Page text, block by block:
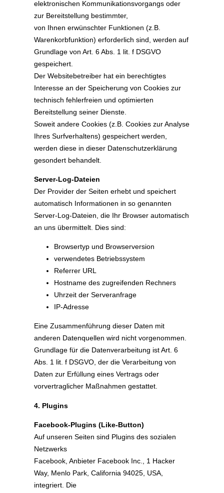
elektronischen Kommunikationsvorgangs oder
zur Bereitstellung bestimmter,
von Ihnen erwünschter Funktionen (z.B.
Warenkorbfunktion) erforderlich sind, werden auf
Grundlage von Art. 6 Abs. 1 lit. f DSGVO
gespeichert.
Der Websitebetreiber hat ein berechtigtes
Interesse an der Speicherung von Cookies zur
technisch fehlerfreien und optimierten
Bereitstellung seiner Dienste.
Soweit andere Cookies (z.B. Cookies zur Analyse
Ihres Surfverhaltens) gespeichert werden,
werden diese in dieser Datenschutzerklärung
gesondert behandelt.
Server-Log-Dateien
Der Provider der Seiten erhebt und speichert
automatisch Informationen in so genannten
Server-Log-Dateien, die Ihr Browser automatisch
an uns übermittelt. Dies sind:
Browsertyp und Browserversion
verwendetes Betriebssystem
Referrer URL
Hostname des zugreifenden Rechners
Uhrzeit der Serveranfrage
IP-Adresse
Eine Zusammenführung dieser Daten mit
anderen Datenquellen wird nicht vorgenommen.
Grundlage für die Datenverarbeitung ist Art. 6
Abs. 1 lit. f DSGVO, der die Verarbeitung von
Daten zur Erfüllung eines Vertrags oder
vorvertraglicher Maßnahmen gestattet.
4. Plugins
Facebook-Plugins (Like-Button)
Auf unseren Seiten sind Plugins des sozialen
Netzwerks
Facebook, Anbieter Facebook Inc., 1 Hacker
Way, Menlo Park, California 94025, USA,
integriert. Die